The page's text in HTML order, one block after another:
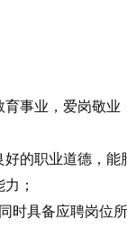
事业，爱岗敬
好的职业道德，能
；
时具备应聘岗位